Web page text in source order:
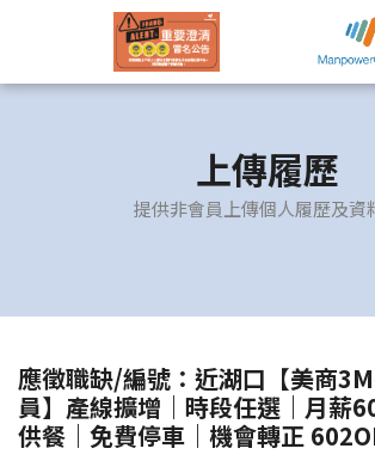
上傳履歷
提供非會員上傳個人履歷及資
應徵職缺/編號：近湖口【美商
員】產線擴增｜時段任選｜月薪
供餐｜免費停車｜機會轉正